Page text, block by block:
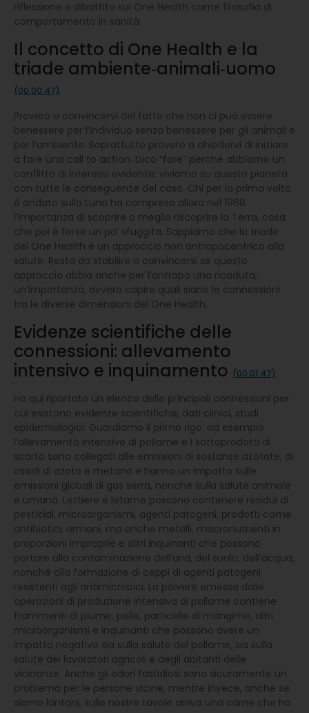
riflessione e dibattito sul One Health come filosofia di
comportamento in sanità.
Il concetto di One Health e la
triade ambiente‑animali‑uomo
(00:00:47)
Proverò a convincervi del fatto che non ci può essere
benessere per l’individuo senza benessere per gli animali e
per l’ambiente. Soprattutto proverò a chiedervi di iniziare
a fare una call to action. Dico “fare” perché abbiamo un
conflitto di interessi evidente: viviamo su questo pianeta
con tutte le conseguenze del caso. Chi per la prima volta
è andato sulla Luna ha compreso allora nel 1968
l’importanza di scoprire o meglio riscoprire la Terra, cosa
che poi è forse un po’ sfuggita. Sappiamo che la triade
del One Health è un approccio non antropocentrico alla
salute. Resta da stabilire o convincersi se questo
approccio abbia anche per l’antropo una ricaduta,
un’importanza, ovvero capire quali siano le connessioni
tra le diverse dimensioni del One Health.
Evidenze scientifiche delle
connessioni: allevamento
intensivo e inquinamento (00:01:47)
Ho qui riportato un elenco delle principali connessioni per
cui esistono evidenze scientifiche, dati clinici, studi
epidemiologici. Guardiamo il primo rigo: ad esempio
l’allevamento intensivo di pollame e i sottoprodotti di
scarto sono collegati alle emissioni di sostanze azotate, di
ossidi di azoto e metano e hanno un impatto sulle
emissioni globali di gas serra, nonché sulla salute animale
e umana. Lettiere e letame possono contenere residui di
pesticidi, microorganismi, agenti patogeni, prodotti come
antibiotici, ormoni, ma anche metalli, macronutrienti in
proporzioni improprie e altri inquinanti che possono
portare alla contaminazione dell’aria, del suolo, dell’acqua,
nonché alla formazione di ceppi di agenti patogeni
resistenti agli antimicrobici. La polvere emessa dalle
operazioni di produzione intensiva di pollame contiene
frammenti di piume, pelle, particelle di mangime, altri
microorganismi e inquinanti che possono avere un
impatto negativo sia sulla salute del pollame, sia sulla
salute dei lavoratori agricoli e degli abitanti delle
vicinanze. Anche gli odori fastidiosi sono sicuramente un
problema per le persone vicine, mentre invece, anche se
siamo lontani, sulle nostre tavole arriva una carne che ha